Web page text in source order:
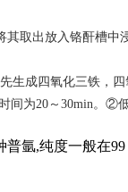
取出放入铬酐槽中
生成四氧化三铁，
为20～30min。②
普氩,纯度一般在99